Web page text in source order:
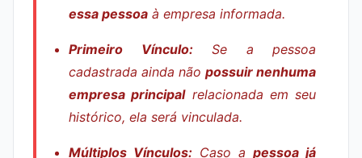
essa pessoa à empresa informada.
Primeiro Vínculo:Se a pessoa
cadastrada ainda não possuir nenhuma
empresa principalrelacionada em seu
histórico, ela será vinculada.
Múltiplos Vínculos: Caso a pessoa já